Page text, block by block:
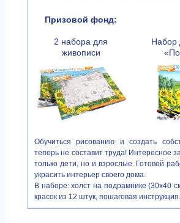
Призовой фонд:
2 набора для
живописи
Набор
Обучиться рисованию и создать
теперь не составит труда! Интересное
только дети, но и взрослые. Готовой
украсить интерьер своего дома.
В наборе: холст на подрамнике (30х40
красок из 12 штук, пошаговая инструкция.